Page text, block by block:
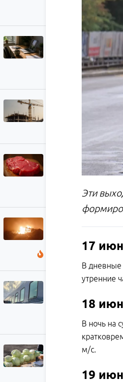
Эти
17
В дневные
утренние
18
В ночь на
м/с.
19